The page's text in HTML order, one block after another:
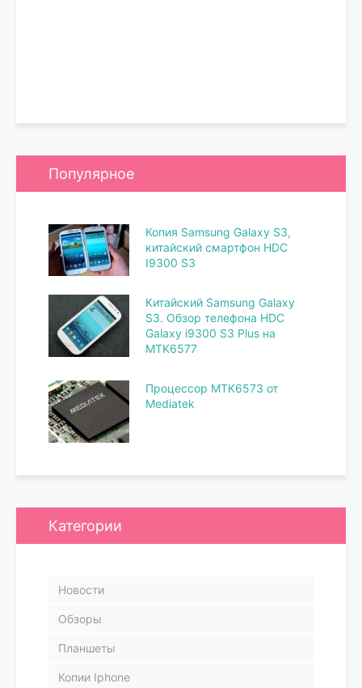
Популярное
Копия Samsung Galaxy S3,
китайский смартфон HDC
I9300 S3
Китайский Samsung Galaxy
S3. Обзор телефона HDC
Galaxy i9300 S3 Plus на
MTK6577
Процессор MTK6573 от
Mediatek
Категории
Новости
Обзоры
Планшеты
Копии Iphone